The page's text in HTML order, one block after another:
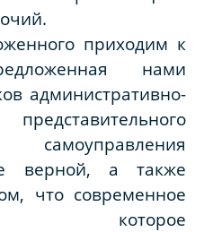
приходим к
нами
административно-
самоуправления
верной, а также
что современное
которое